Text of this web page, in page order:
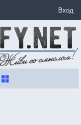
Вход